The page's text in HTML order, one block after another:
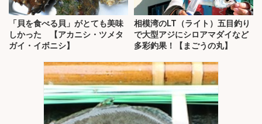
「貝を食べる貝」がとても美味
しかった 【アカニシ・ツメタ
ガイ・イボニシ】
相模湾のLT（ライト）五目釣り
で大型アジにシロアマダイなど
多彩釣果！【まごうの丸】